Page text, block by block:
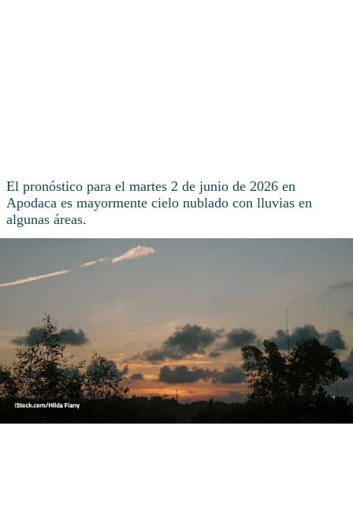
El pronóstico para el martes 2 de junio de 2026 en
Apodaca es mayormente cielo nublado con lluvias en
algunas áreas.